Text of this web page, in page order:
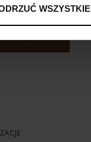
WSZYSTKIE